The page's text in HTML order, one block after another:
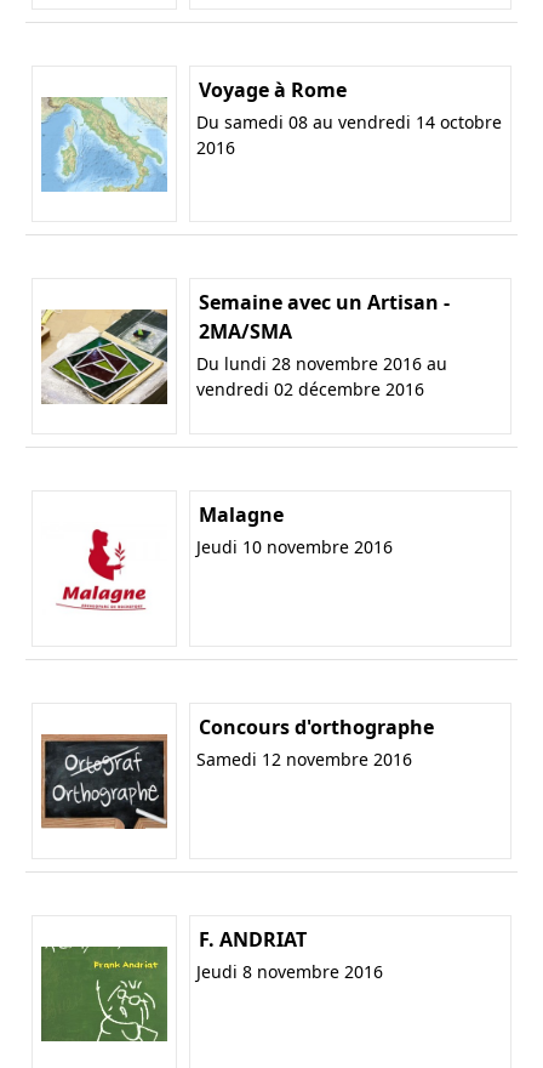
Voyage à Rome
Du samedi 08 au vendredi 14 octobre
2016
Semaine avec un Artisan -
2MA/SMA
Du lundi 28 novembre 2016 au
vendredi 02 décembre 2016
Malagne
Jeudi 10 novembre 2016
Concours d'orthographe
Samedi 12 novembre 2016
F. ANDRIAT
Jeudi 8 novembre 2016